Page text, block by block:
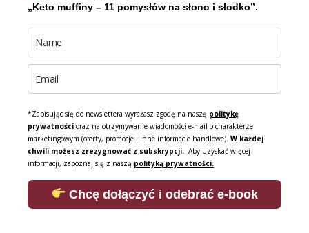
„Keto muffiny – 11 pomysłów na słono i słodko”.
*Zapisując się do newslettera wyrażasz zgodę na naszą politykę
prywatności oraz na otrzymywanie wiadomości e-mail o charakterze
marketingowym (oferty, promocje i inne informacje handlowe). W każdej
chwili możesz zrezygnować z subskrypcji. Aby uzyskać więcej
informacji, zapoznaj się z naszą polityką prywatności.
Chcę dołączyć i odebrać e-book